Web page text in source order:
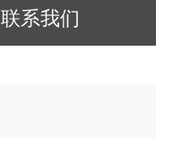
联系我们